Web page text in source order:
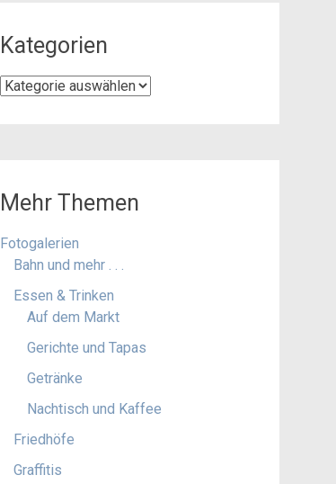
Kategorien
Kategorien
Mehr Themen
Fotogalerien
Bahn und mehr . . .
Essen & Trinken
Auf dem Markt
Gerichte und Tapas
Getränke
Nachtisch und Kaffee
Friedhöfe
Graffitis